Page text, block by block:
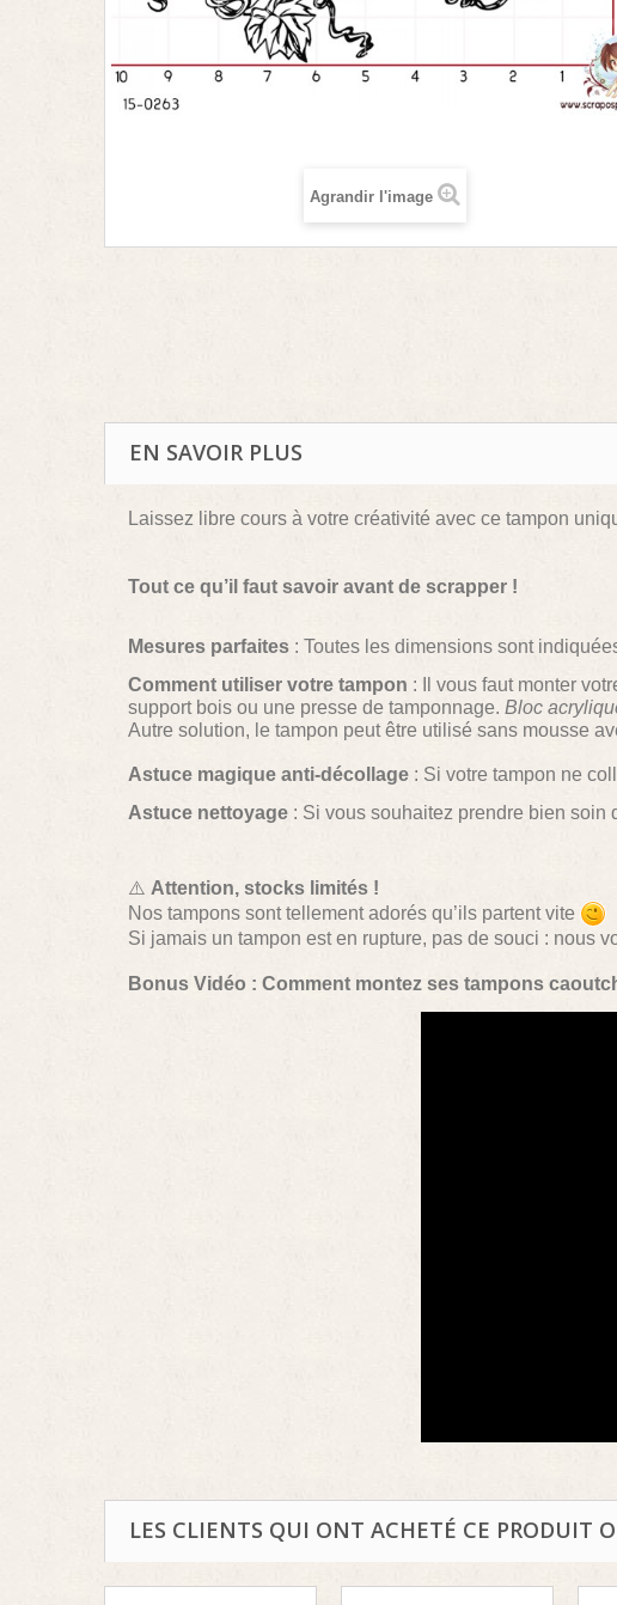
Agrandir l'image
EN SAVOIR PLUS
Laissez libre cours à votre créativité avec ce tampon
Tout ce qu’il faut savoir avant de scrapper !
Mesures parfaites : Toutes les dimensions sont
Comment utiliser votre tampon : Il vous faut monter
support bois ou une presse de tamponnage. Bloc
Autre solution, le tampon peut être utilisé sans mousse
Astuce magique anti-décollage : Si votre tampon ne
Astuce nettoyage : Si vous souhaitez prendre bien soin
⚠️ Attention, stocks limités !
Nos tampons sont tellement adorés qu’ils partent vite
Si jamais un tampon est en rupture, pas de souci : nous
Bonus Vidéo : Comment montez ses tampons
LES CLIENTS QUI ONT ACHETÉ CE PRODUIT